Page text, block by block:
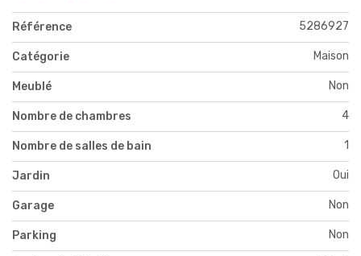
Référence 5286927
Catégorie Maison
Meublé Non
Nombre de chambres 4
Nombre de salles de bain 1
Jardin Oui
Garage Non
Parking Non